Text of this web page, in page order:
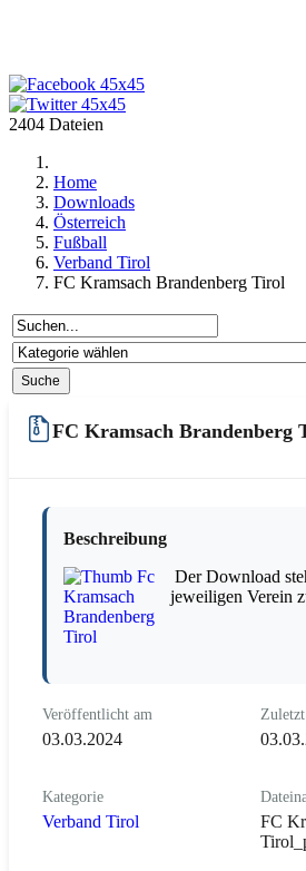
2404 Dateien
Home
Downloads
Österreich
Fußball
Verband Tirol
FC Kramsach Brandenberg Tirol
FC Kramsach Brandenberg
Beschreibung
Der Download
jeweiligen Verein
Veröffentlicht am
03.03.2024
Kategorie
Verband Tirol
FC